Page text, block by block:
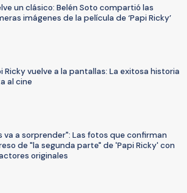
un clásico: Belén Soto compartió las
imágenes de la película de ‘Papi Ricky’
Ricky vuelve a la pantallas: La exitosa historia
al cine
va a sorprender": Las fotos que confirman
de "la segunda parte" de 'Papi Ricky' con
originales